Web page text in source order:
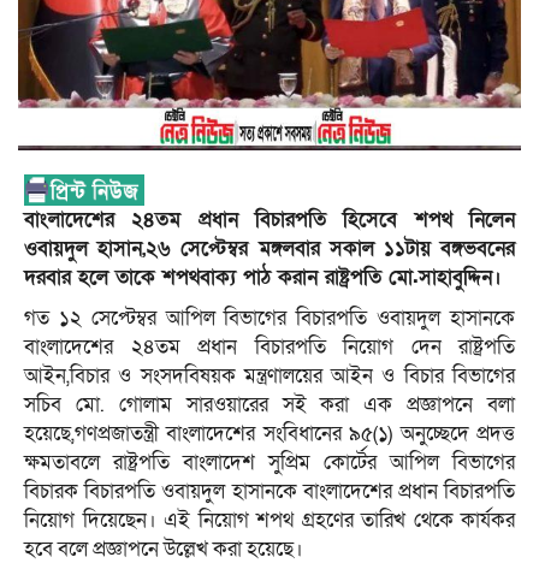
বাংলাদেশের ২৪তম প্রধান বিচারপতি হিসেবে শপথ নিলেন
ওবায়দুল হাসান,২৬ সেপ্টেম্বর মঙ্গলবার সকাল ১১টায় বঙ্গভবনের
দরবার হলে তাকে শপথবাক্য পাঠ করান রাষ্ট্রপতি মো.সাহাবুদ্দিন।
গত ১২ সেপ্টেম্বর আপিল বিভাগের বিচারপতি ওবায়দুল হাসানকে
বাংলাদেশের ২৪তম প্রধান বিচারপতি নিয়োগ দেন রাষ্ট্রপতি
আইন,বিচার ও সংসদবিষয়ক মন্ত্রণালয়ের আইন ও বিচার বিভাগের
সচিব মো. গোলাম সারওয়ারের সই করা এক প্রজ্ঞাপনে বলা
হয়েছে,গণপ্রজাতন্ত্রী বাংলাদেশের সংবিধানের ৯৫(১) অনুচ্ছেদে প্রদত্ত
ক্ষমতাবলে রাষ্ট্রপতি বাংলাদেশ সুপ্রিম কোর্টের আপিল বিভাগের
বিচারক বিচারপতি ওবায়দুল হাসানকে বাংলাদেশের প্রধান বিচারপতি
নিয়োগ দিয়েছেন। এই নিয়োগ শপথ গ্রহণের তারিখ থেকে কার্যকর
হবে বলে প্রজ্ঞাপনে উল্লেখ করা হয়েছে।